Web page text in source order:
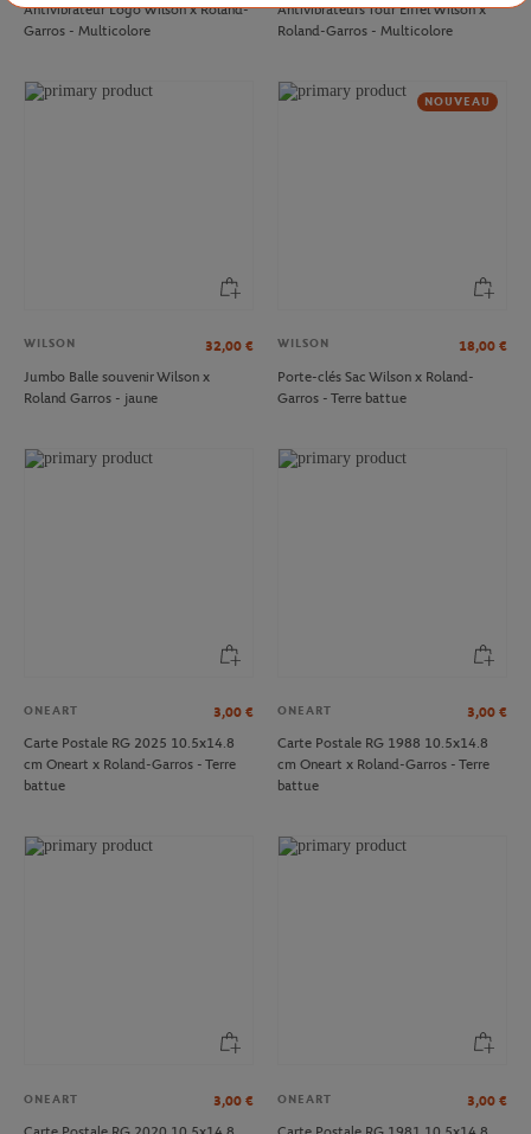
Antivibrateur Logo Wilson x Roland-
Garros - Multicolore
Antivibrateurs Tour Eiffel Wilson x
Roland-Garros - Multicolore
WILSON 32,00 €
Jumbo Balle souvenir Wilson x
Roland Garros - jaune
NOUVEAU
WILSON 18,00 €
Porte-clés Sac Wilson x Roland-
Garros - Terre battue
ONEART 3,00 €
Carte Postale RG 2025 10.5x14.8
cm Oneart x Roland-Garros - Terre
battue
ONEART 3,00 €
Carte Postale RG 1988 10.5x14.8
cm Oneart x Roland-Garros - Terre
battue
ONEART 3,00 €
ONEART 3,00 €